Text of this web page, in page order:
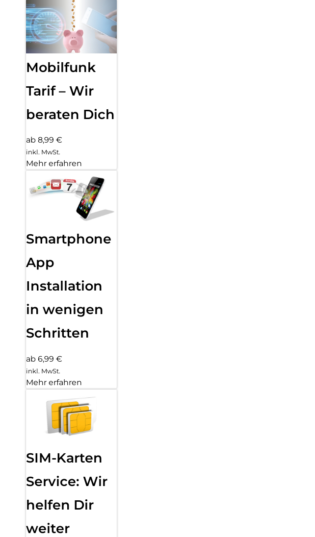
Mobilfunk
Tarif – Wir
beraten Dich
ab 8,99 €
inkl. MwSt.
Mehr erfahren
Smartphone
App
Installation
in wenigen
Schritten
ab 6,99 €
inkl. MwSt.
Mehr erfahren
SIM-Karten
Service: Wir
helfen Dir
weiter